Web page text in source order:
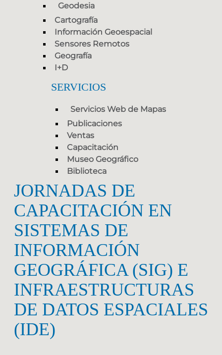
Geodesia
Cartografía
Información Geoespacial
Sensores Remotos
Geografía
I+D
SERVICIOS
Servicios Web de Mapas
Publicaciones
Ventas
Capacitación
Museo Geográfico
Biblioteca
JORNADAS DE
CAPACITACIÓN EN
SISTEMAS DE
INFORMACIÓN
GEOGRÁFICA (SIG) E
INFRAESTRUCTURAS
DE DATOS ESPACIALES
(IDE)